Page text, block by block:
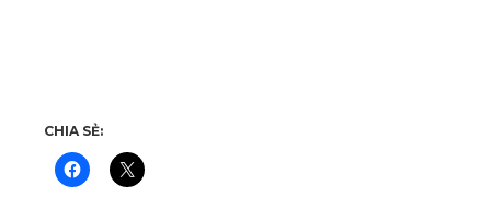
CHIA SẺ: